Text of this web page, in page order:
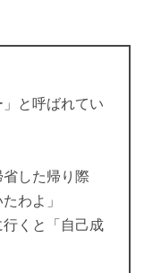
と呼ばれてい
した帰り際
わよ」
くと「自己成